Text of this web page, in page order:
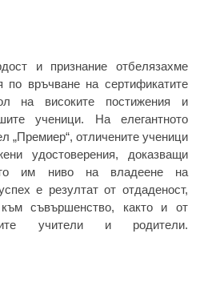
и признание отбелязахме
по връчване на сертификатите
на високите постижения и
ученици. На елегантното
„Премиер“, отличените ученици
удостоверения, доказващи
им ниво на владеене на
е резултат от отдаденост,
съвършенство, както и от
учители и родители.